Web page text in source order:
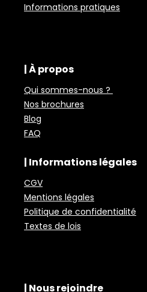
Informations pratiques
| À propos
Qui sommes-nous ?
Nos brochures
Blog
FAQ
| Informations légales
CGV
Mentions légales
Politique de confidentialité
Textes de lois
| Nous rejoindre